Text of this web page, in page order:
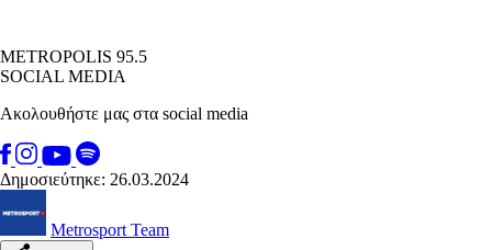
METROPOLIS 95.5
SOCIAL MEDIA
Ακολουθήστε μας στα social media
Δημοσιεύτηκε: 26.03.2024
Metrosport Team